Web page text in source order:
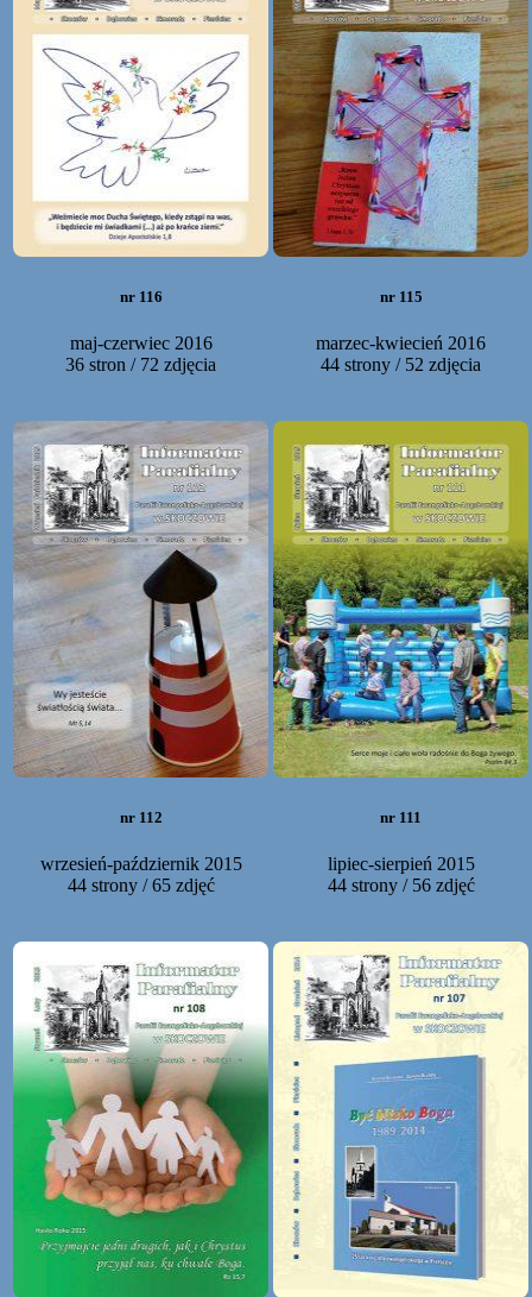
nr 116
maj-czerwiec 2016
36 stron / 72 zdjęcia
nr 115
marzec-kwiecień 2016
44 strony / 52 zdjęcia
nr 112
wrzesień-październik 2015
44 strony / 65 zdjęć
nr 111
lipiec-sierpień 2015
44 strony / 56 zdjęć